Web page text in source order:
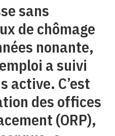
sans
de chômage
nonante,
a suivi
active. C’est
des offices
(ORP),